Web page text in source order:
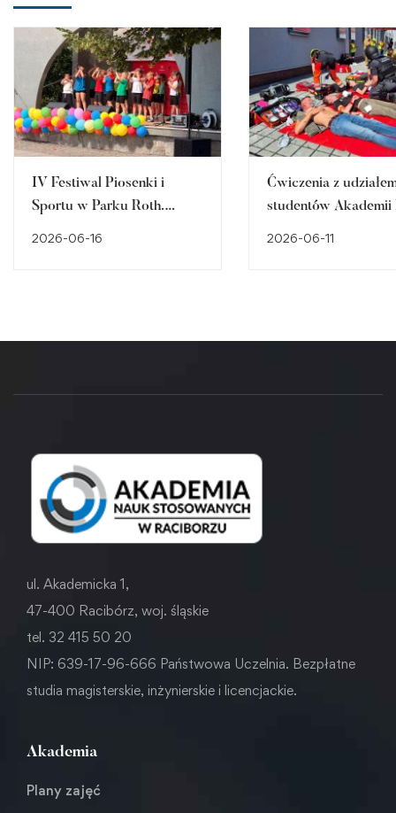
IV Festiwal Piosenki i
Sportu w Parku Roth.
2026-06-16
Ćwiczenia z
studentów Akademii
2026-06-11
ul. Akademicka 1,
47-400 Racibórz, woj. śląskie
tel. 32 415 50 20
NIP: 639-17-96-666 Państwowa Uczelnia. Bezpłatne
studia magisterskie, inżynierskie i licencjackie.
Akademia
Plany zajęć